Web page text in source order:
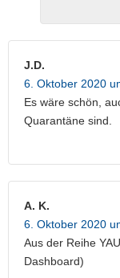
J.D.
6. Oktober 2020
Es wäre schön,
Quarantäne sind.
A. K.
6. Oktober 2020
Aus der Reihe
Dashboard)